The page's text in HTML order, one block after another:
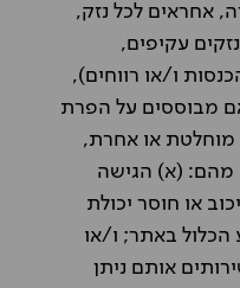
אחראים לכל נזק,
עקיפים,
ו/או רווחים),
אם מבוססים על הפרת
מוחלטת או אחרת,
מהם: (א) הגישה
או חוסר יכולת
באתר; ו/או
אותם ניתן